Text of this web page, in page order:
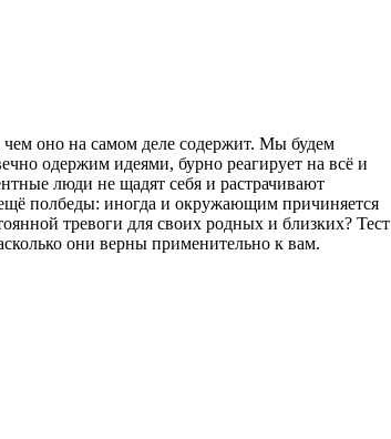
чем оно на самом деле содержит. Мы будем
одержим идеями, бурно реагирует на всё и
люди не щадят себя и растрачивают
полбеды: иногда и окружающим причиняется
тревоги для своих родных и близких? Тест
они верны применительно к вам.